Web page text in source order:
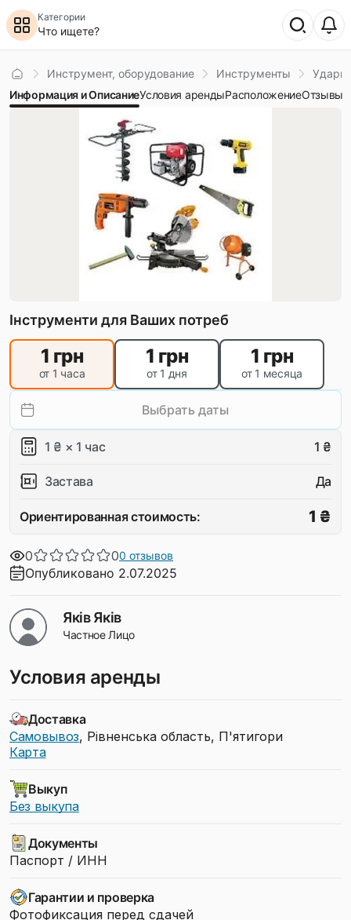
Категории
Что ищете?
ГлавнаяИнструмент, оборудование Инструменты
Информация и ОписаниеУсловия арендыРасположениеОтзывы
Інструменти для Ваших потреб
1 грн
от 1 часа
1 грн
от 1 дня
1 грн
от 1 месяца
Выбрать даты
1 ₴ × 1 час 1 ₴
Застава Да
Ориентированная стоимость: 1 ₴
0 00 отзывов
Опубликовано 2.07.2025
Яків Яків
Частное Лицо
Условия аренды
Доставка
Самовывоз, Рівненська область, П'ятигори
Карта
Выкуп
Без выкупа
Документы
Паспорт / ИНН
Гарантии и проверка
Фотофиксация перед сдачей